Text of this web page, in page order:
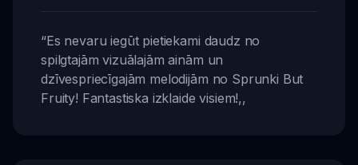
“Es nevaru iegūt pietiekami daudz no
spilgtajām vizuālajām ainām un
dzīvespriecīgajām melodijām no Sprunki But
Fruity! Fantastiska izklaide visiem!,,